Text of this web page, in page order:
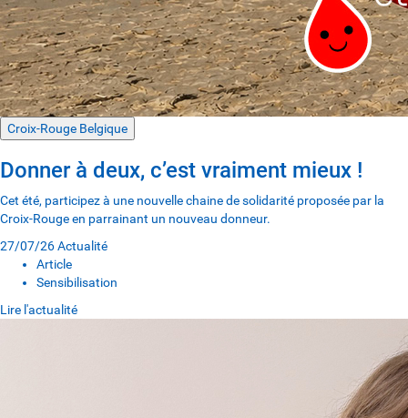
Croix-Rouge Belgique
Donner à deux, c’est vraiment mieux !
Cet été, participez à une nouvelle chaine de solidarité proposée par la
Croix-Rouge en parrainant un nouveau donneur.
27/07/26Actualité
Article
Sensibilisation
Lire l'actualité